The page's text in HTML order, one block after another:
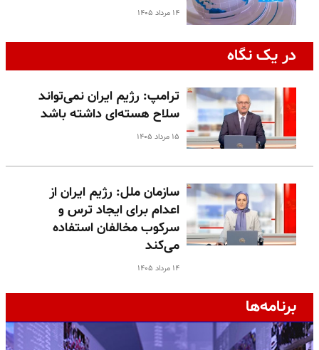
۱۴ مرداد ۱۴۰۵
در یک نگاه
ترامپ: رژیم ایران نمی‌تواند
سلاح هسته‌ای داشته باشد
۱۵ مرداد ۱۴۰۵
سازمان ملل: رژیم ایران از
اعدام برای ایجاد ترس و
سرکوب مخالفان استفاده
می‌کند
۱۴ مرداد ۱۴۰۵
برنامه‌ها